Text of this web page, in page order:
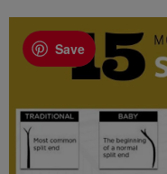
Save